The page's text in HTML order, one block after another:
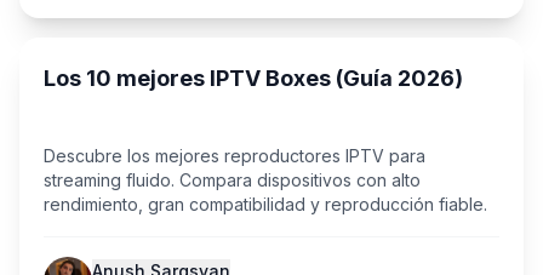
Los 10 mejores IPTV Boxes (Guía 2026)
Descubre los mejores reproductores IPTV para
streaming fluido. Compara dispositivos con alto
rendimiento, gran compatibilidad y reproducción fiable.
Anush Sargsyan